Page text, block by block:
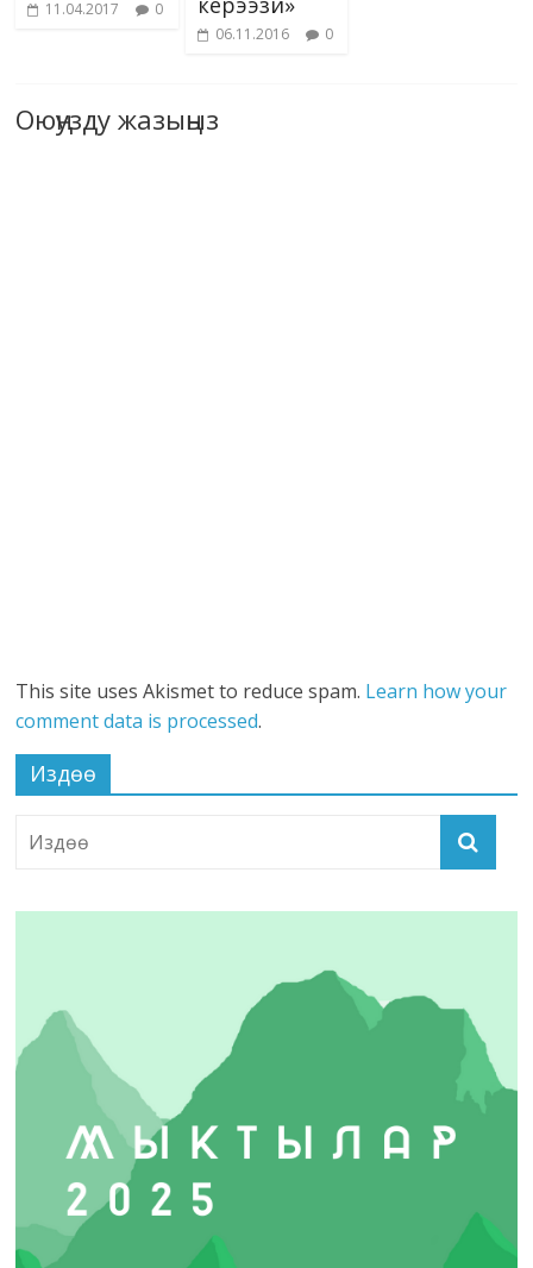
11.04.2017 0
06.11.2016 0
Оюңузду жазыңыз
This site uses Akismet to reduce spam. Learn how your
comment data is processed.
Издөө